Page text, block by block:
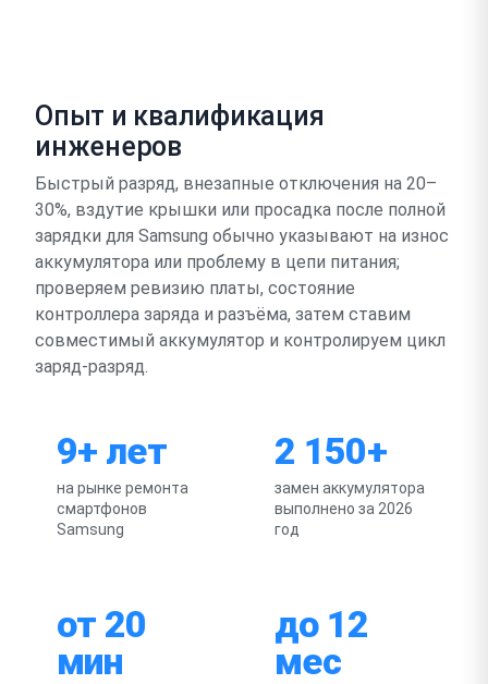
Опыт и квалификация
инженеров
Быстрый разряд, внезапные отключения на 20–
30%, вздутие крышки или просадка после полной
зарядки для Samsung обычно указывают на износ
аккумулятора или проблему в цепи питания;
проверяем ревизию платы, состояние
контроллера заряда и разъёма, затем ставим
совместимый аккумулятор и контролируем цикл
заряд-разряд.
9+ лет
на рынке ремонта
смартфонов
Samsung
2 150+
замен аккумулятора
выполнено за 2026
год
от 20
мин
до 12
мес